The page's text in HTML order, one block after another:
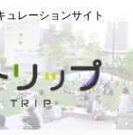
ュレーションサイト